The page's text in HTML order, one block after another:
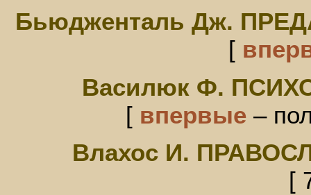
Бьюдженталь Дж.
[
Василюк Ф.
[ впервые–
Влахос И.
[